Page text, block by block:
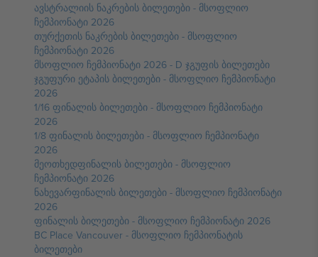
ავსტრალიის ნაკრების ბილეთები - მსოფლიო
ჩემპიონატი 2026
თურქეთის ნაკრების ბილეთები - მსოფლიო
ჩემპიონატი 2026
მსოფლიო ჩემპიონატი 2026 - D ჯგუფის ბილეთები
ჯგუფური ეტაპის ბილეთები - მსოფლიო ჩემპიონატი
2026
1/16 ფინალის ბილეთები - მსოფლიო ჩემპიონატი
2026
1/8 ფინალის ბილეთები - მსოფლიო ჩემპიონატი
2026
მეოთხედფინალის ბილეთები - მსოფლიო
ჩემპიონატი 2026
ნახევარფინალის ბილეთები - მსოფლიო ჩემპიონატი
2026
ფინალის ბილეთები - მსოფლიო ჩემპიონატი 2026
BC Place Vancouver - მსოფლიო ჩემპიონატის
ბილეთები